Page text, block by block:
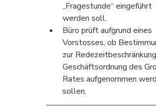
„Fragestunde“ eingeführt
werden soll.
Büro prüft aufgrund eines
Vorstosses, ob
zur
Geschäftsordnung des
Rates aufgenommen
sollen.